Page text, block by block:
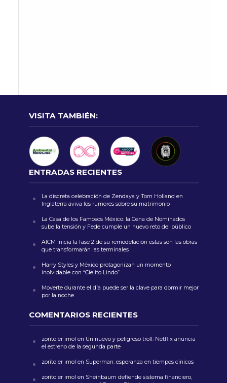
VISITA TAMBIÉN:
ENTRADAS RECIENTES
La discreta celebración de Zendaya y Tom Holland en
Inglaterra aviva los rumores sobre su matrimonio
La Casa de los Famosos México: la Cena de Nominados
sube la tensión y Fede cumple un nuevo reto del público
AICM inicia la fase 2 de su remodelación estas son las obras
que transformarán las terminales
Harry Styles y México protagonizan un momento
inolvidable con “Cielito Lindo”
Moverte durante el día puede ser la clave para dormir mejor
por la noche
COMENTARIOS RECIENTES
zoritoler imol en Un nuevo y peligroso troll: Netflix anuncia
el estreno de la segunda parte
zoritoler imol en Superman: esperanza en tiempos cínicos
zoritoler imol en Sheinbaum defiende sistema financiero,